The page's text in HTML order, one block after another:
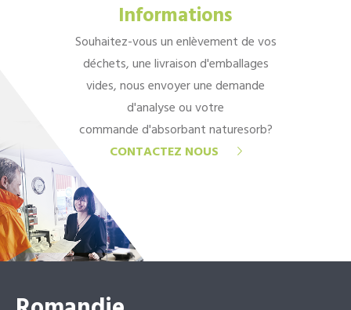
Informations
Souhaitez-vous un enlèvement de vos
déchets, une livraison d'emballages
vides, nous envoyer une demande
d'analyse ou votre
commande d'absorbant naturesorb?
CONTACTEZ NOUS